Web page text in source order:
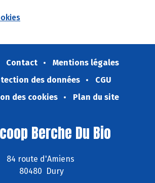
Contact
Mentions légales
des données
CGU
des cookies
Plan du site
Berche Du Bio
84 route d'Amiens
80480 Dury